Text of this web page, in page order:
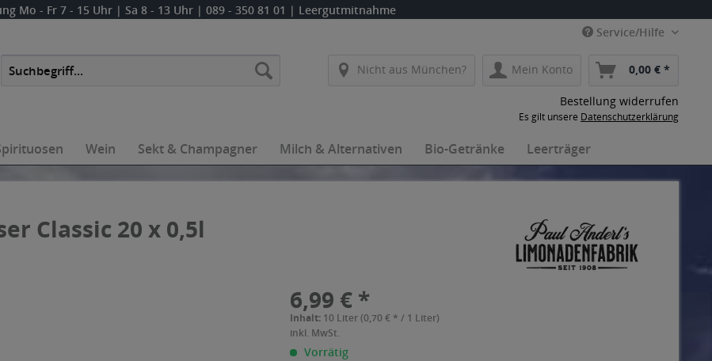
Mo - Fr 7 - 15 Uhr | Sa 8 - 13 Uhr | 089 - 350 81 01 | Leergutmitnahme
Service/Hilfe
Nicht aus München? Mein Konto 0,00 € *
Bestellung widerrufen
Es gilt unsere Datenschutzerklärung
Wein Sekt & Champagner Milch & Alternativen Bio-Getränke Leerträger
Classic 20 x 0,5l
6,99 € *
Inhalt: 10 Liter (0,70 € * / 1 Liter)
inkl. MwSt.
Vorrätig